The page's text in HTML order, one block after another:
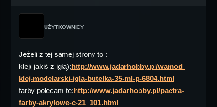
UŻYTKOWNICY
Jeżeli z tej samej strony to :
klej( jakiś z igłą);http://www.jadarhobby.pl/wamod-
klej-modelarski-igla-butelka-35-ml-p-6804.html
farby polecam te:http://www.jadarhobby.pl/pactra-
farby-akrylowe-c-21_101.html